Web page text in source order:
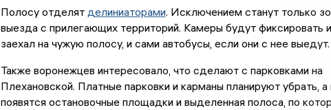
Полосу отделят делиниаторами. Исключением станут только
выезда с прилегающих территорий. Камеры будут фиксировать
заехал на чужую полосу, и сами автобусы, если они с нее выедут.
Также воронежцев интересовало, что сделают с парковками на
Плехановской. Платные парковки и карманы планируют убрать, а
появятся остановочные площадки и выделенная полоса, по